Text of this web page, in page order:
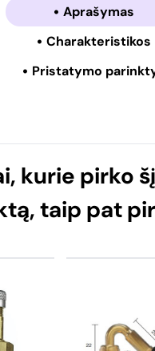
Aprašymas
Charakteristikos
Pristatymo
kurie pirko šį
taip pat